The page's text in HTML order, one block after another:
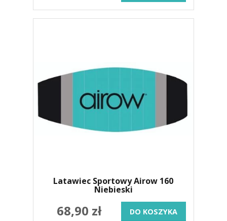
Latawiec Sportowy Airow 160
Niebieski
68,90 zł DO KOSZYKA